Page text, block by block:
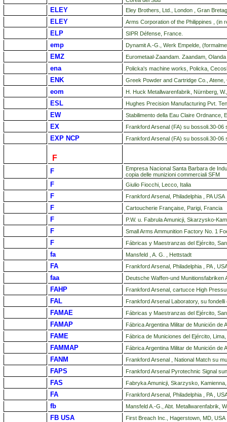
ELEY Eley Brothers, Ltd., London , Gran
ELEY Arms Corporation of the Philippines , (in
ELP SIPR Défense, France.
emp Dynamit A.-G., Werk Empelde,
EMZ Eurometaal-Zaandam. Zaandam, Olanda
ena Policka's machine works, Policka,
ENK Greek Powder and Cartridge Co., Atene,
eom H. Huck Metallwarenfabrik, Nürnberg,
ESL Hughes Precision Manufacturing Pvt.
EW Stabilimento della Eau Claire Ordnance,
EX Frankford Arsenal (FA) su bossoli.30-06
EXP NCP Frankford Arsenal (FA) su bossoli.30-
F
F
Empresa Nacional Santa Barbara de
copia delle munizioni commerciali SFM
F Giulio Fiocchi, Lecco, Italia
F Frankford Arsenal, Philadelphia , PA USA
F Cartoucherie Française, Parigi, Francia
F P.W. u. Fabrula Amunicji, Skarzysko-
F Small Arms Ammunition Factory No. 1
F Fábricas y Maestranzas del Ejército,
fa Mansfeld , A. G. , Hettstadt
FA Frankford Arsenal, Philadelphia , PA ,
faa Deutsche Waffen-und Munitionsfabriken
FAHP Frankford Arsenal, cartucce High
FAL Frankford Arsenal Laboratory, su
FAMAE Fábricas y Maestranzas del Ejército,
FAMAP Fábrica Argentina Militar de Munición de
FAME Fábrica de Municiones del Ejército,
FAMMAP Fábrica Argentina Militar de Munición de
FANM Frankford Arsenal , National Match su
FAPS Frankford Arsenal Pyrotechnic Signal
FAS Fabryka Amunicji, Skarzysko,
FA Frankford Arsenal, Philadelphia , PA ,
fb Mansfeld A.-G., Abt. Metallwarenfabrik,
FB USA First Breach Inc., Hagerstown, MD, USA